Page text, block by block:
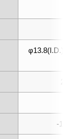
φ13.8(I.D.),
-10 to